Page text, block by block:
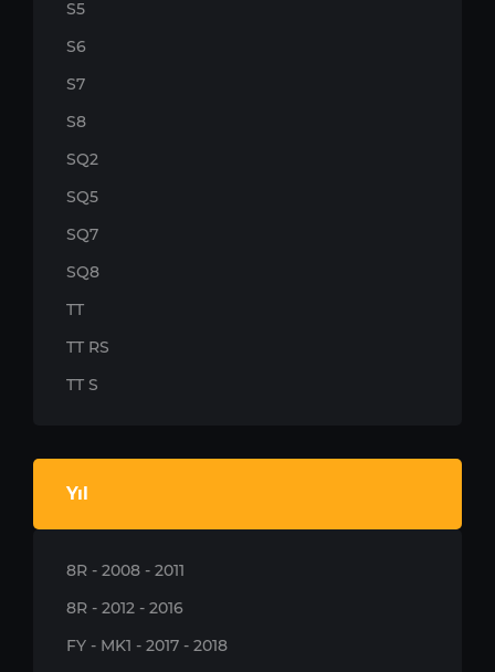
S5
S6
S7
S8
SQ2
SQ5
SQ7
SQ8
TT
TT RS
TT S
Yıl
8R - 2008 - 2011
8R - 2012 - 2016
FY - MK1 - 2017 - 2018